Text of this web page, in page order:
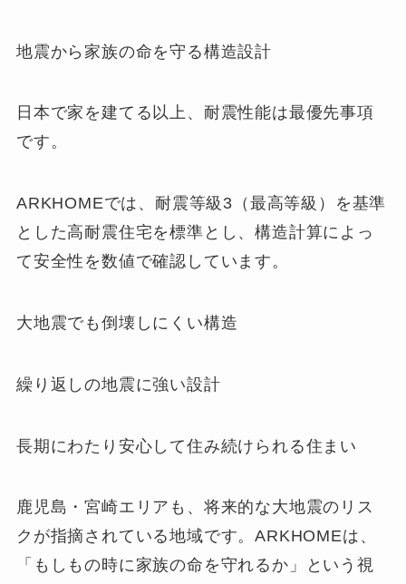
地震から家族の命を守る構造設計
日本で家を建てる以上、耐震性能は最優先事項
です。
ARKHOMEでは、耐震等級3（最高等級）を基準
とした高耐震住宅を標準とし、構造計算によっ
て安全性を数値で確認しています。
大地震でも倒壊しにくい構造
繰り返しの地震に強い設計
長期にわたり安心して住み続けられる住まい
鹿児島・宮崎エリアも、将来的な大地震のリス
クが指摘されている地域です。ARKHOMEは、
「もしもの時に家族の命を守れるか」という視